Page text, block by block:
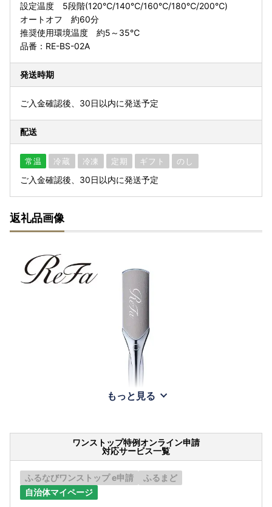
設定温度 5段階(120℃/140℃/160℃/180℃/200℃)
オートオフ 約60分
推奨使用環境温度 約5～35℃
品番：RE-BS-02A
発送時期
ご入金確認後、30日以内に発送予定
配送
常温 冷蔵 冷凍 定期 ギフト のし
ご入金確認後、30日以内に発送予定
返礼品画像
もっと見る
ワンストップ特例オンライン申請
対応サービス一覧
ふるなびワンストップ e申請
ふるまど
自治体マイページ